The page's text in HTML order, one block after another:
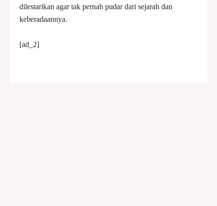
dilestarikan agar tak pernah pudar dari sejarah dan
keberadaannya.
[ad_2]